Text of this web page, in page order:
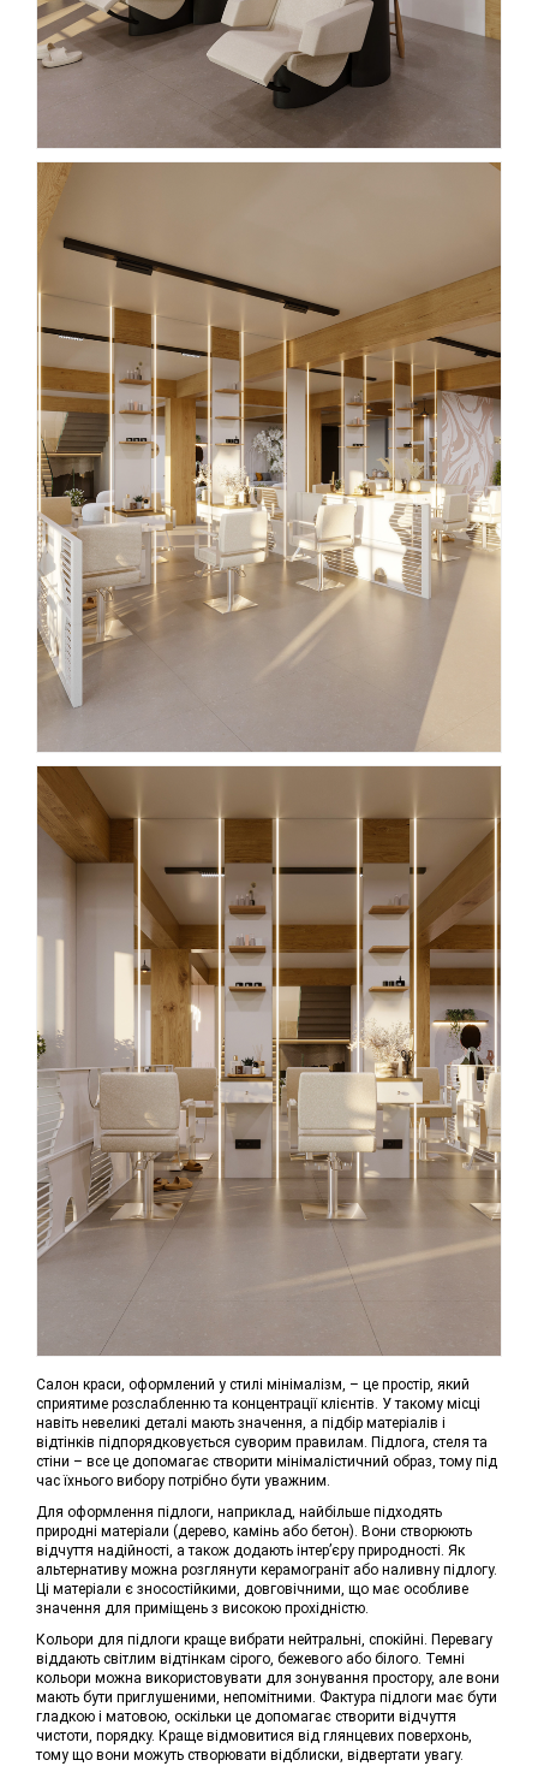
Салон краси, оформлений у стилі мінімалізм, – це простір, який
сприятиме розслабленню та концентрації клієнтів. У такому місці
навіть невеликі деталі мають значення, а підбір матеріалів і
відтінків підпорядковується суворим правилам. Підлога, стеля та
стіни – все це допомагає створити мінімалістичний образ, тому під
час їхнього вибору потрібно бути уважним.
Для оформлення підлоги, наприклад, найбільше підходять
природні матеріали (дерево, камінь або бетон). Вони створюють
відчуття надійності, а також додають інтер’єру природності. Як
альтернативу можна розглянути керамограніт або наливну підлогу.
Ці матеріали є зносостійкими, довговічними, що має особливе
значення для приміщень з високою прохідністю.
Кольори для підлоги краще вибрати нейтральні, спокійні. Перевагу
віддають світлим відтінкам сірого, бежевого або білого. Темні
кольори можна використовувати для зонування простору, але вони
мають бути приглушеними, непомітними. Фактура підлоги має бути
гладкою і матовою, оскільки це допомагає створити відчуття
чистоти, порядку. Краще відмовитися від глянцевих поверхонь,
тому що вони можуть створювати відблиски, відвертати увагу.